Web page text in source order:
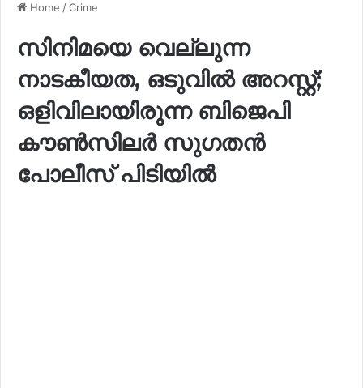
Home /Crime
സിനിമയെ വെല്ലുന്ന
നാടകീയത, ഒടുവിൽ അറസ്റ്റ്;
ഒളിവിലായിരുന്ന ബിജെപി
കൗൺസിലർ സുഗതൻ
പോലീസ് പിടിയിൽ